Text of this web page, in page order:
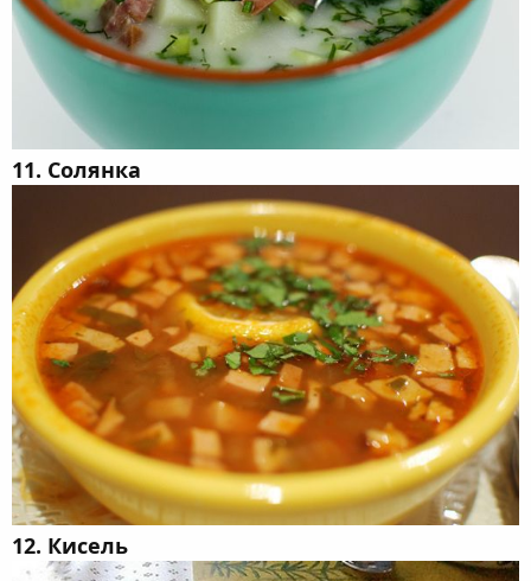
11. Солянка
12. Кисель